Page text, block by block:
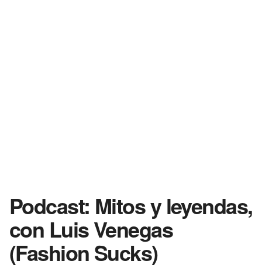
Podcast: Mitos y leyendas,
con Luis Venegas
(Fashion Sucks)